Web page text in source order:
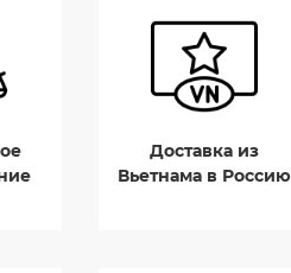
Доставка из
Вьетнама в Россию